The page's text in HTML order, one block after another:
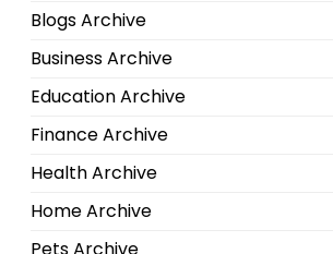
Blogs Archive
Business Archive
Education Archive
Finance Archive
Health Archive
Home Archive